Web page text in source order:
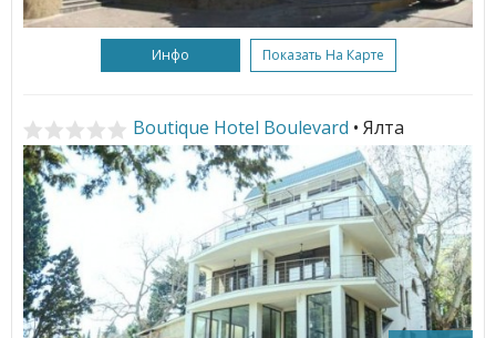
Инфо Показать На Карте
Boutique Hotel Boulevard • Ялта